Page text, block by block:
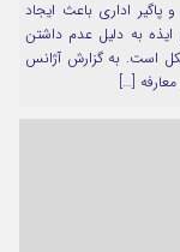
پاگیر اداری باعث ایجاد
به دلیل عدم داشتن
است. به گزارش آژانس
[…]